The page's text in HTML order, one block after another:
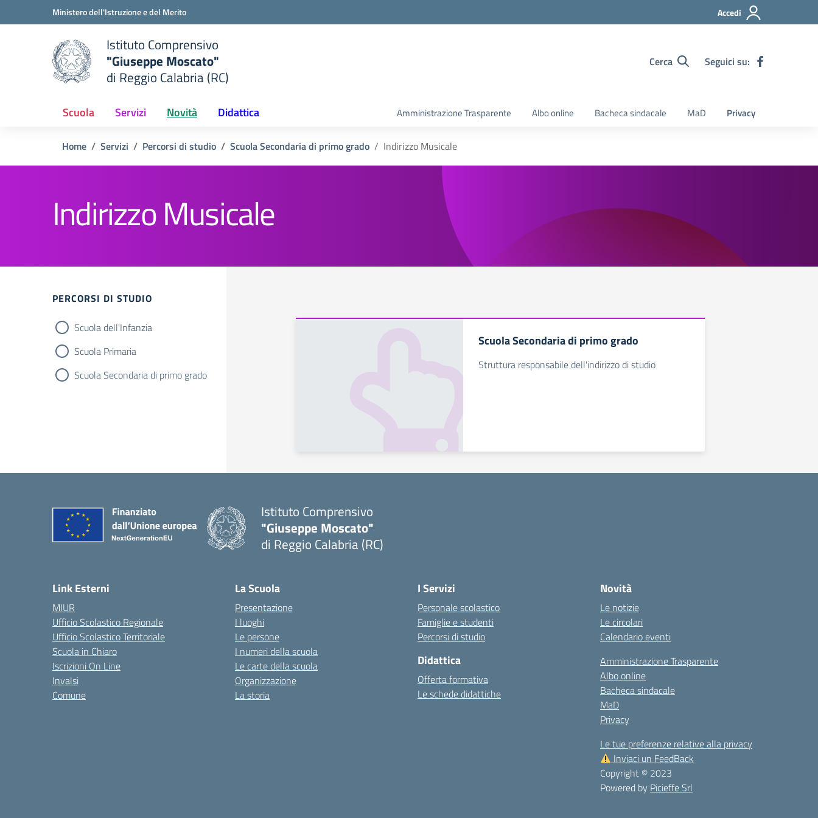
Vai ai contenuti
Vai al menu di navigazioneMinistero dell'Istruzione e del Merito Accedi
scuola
Istituto Comprensivo
"Giuseppe Moscato"
di Reggio Calabria (RC)
Cerca Seguici su:
Scuola Servizi Novità Didattica Amministrazione Trasparente Albo online Bacheca sindacale MaD Privacy
Home Servizi Percorsi di studio Scuola Secondaria di primo grado Indirizzo Musicale
Indirizzo Musicale
Filtri
PERCORSI DI STUDIO
Scuola dell'Infanzia
Scuola Primaria
Scuola Secondaria di primo grado
Scuola Secondaria di primo grado
Struttura responsabile dell'indirizzo di studio
Istituto Comprensivo
"Giuseppe Moscato"
di Reggio Calabria (RC)
Link Esterni
MIUR
Ufficio Scolastico Regionale
Ufficio Scolastico Territoriale
Scuola in Chiaro
Iscrizioni On Line
Invalsi
Comune
La Scuola
Presentazione
I luoghi
Le persone
I numeri della scuola
Le carte della scuola
Organizzazione
La storia
I Servizi
Personale scolastico
Famiglie e studenti
Percorsi di studio
Didattica
Offerta formativa
Le schede didattiche
Novità
Le notizie
Le circolari
Calendario eventi
Amministrazione Trasparente
Albo online
Bacheca sindacale
MaD
Privacy
Le tue preferenze relative alla privacy
Inviaci un FeedBack
Copyright © 2023
Powered by Picieffe Srl